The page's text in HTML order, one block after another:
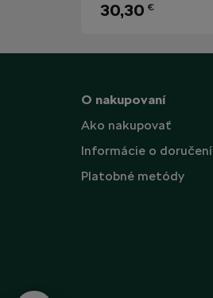
30,30 €
O nakupovaní
Ako nakupovať
Informácie o doručení
Platobné metódy